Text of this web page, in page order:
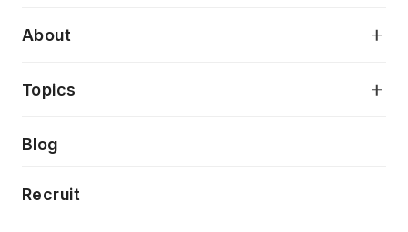
AI駆動開発支援
モダナイゼーション
特徴量エンジニアリングと生成AI
デジタルプロダクトデザイン
デザインシステム構築支援
フロントエンド開発
About
当社が目指しているもの
Topics
Press release
News
Blog
Recruit